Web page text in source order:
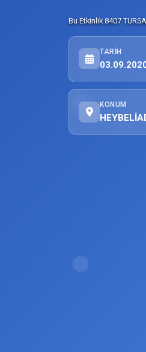
Bu Etkinlik 8407
TARIH
KONUM